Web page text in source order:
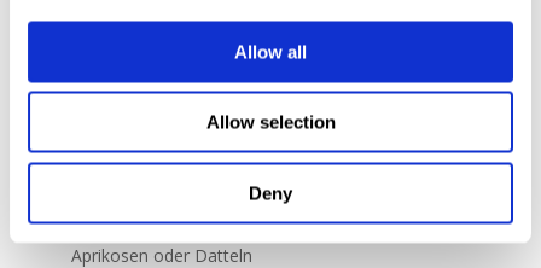
Allow all
Allow selection
Deny
Helle und dunkle Trauben
Kumquats
Birnenspalten
Trockenfrüchte, wie Cranberrys, Feigen, Pflaumen,
Aprikosen oder Datteln